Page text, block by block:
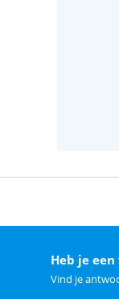
Heb je een
Vind je